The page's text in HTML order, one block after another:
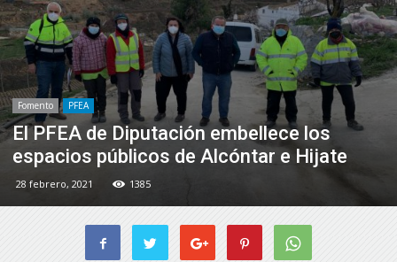
Fomento PFEA
El PFEA de Diputación embellece los
espacios públicos de Alcóntar e Hijate
28 febrero, 2021 1385